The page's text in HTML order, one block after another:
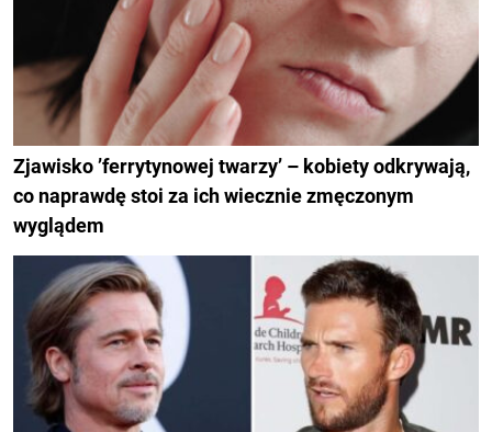
Zjawisko ’ferrytynowej twarzy’ – kobiety odkrywają,
co naprawdę stoi za ich wiecznie zmęczonym
wyglądem